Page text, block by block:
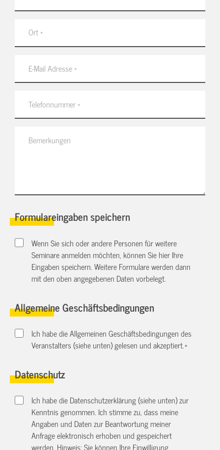
Formulareingaben speichern
Wenn Sie sich oder andere Personen für weitere
Seminare anmelden möchten, können Sie hier Ihre
Eingaben speichern. Weitere Formulare werden dann
mit den oben angegebenen Daten vorbelegt.
Allgemeine Geschäftsbedingungen
Ich habe die Allgemeinen Geschäftsbedingungen des
Veranstalters (siehe unten) gelesen und akzeptiert.*
Datenschutz
Ich habe die Datenschutzerklärung (siehe unten) zur
Kenntnis genommen. Ich stimme zu, dass meine
Angaben und Daten zur Beantwortung meiner
Anfrage elektronisch erhoben und gespeichert
werden. Hinweis: Sie können Ihre Einwilligung